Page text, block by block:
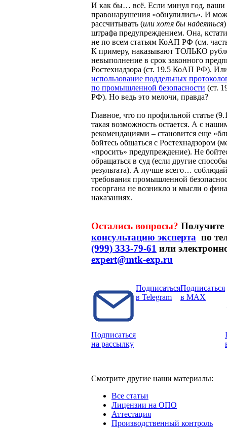
И как бы… всё. Если минул год, ваши
правонарушения «обнулились». И
рассчитывать (или хотя бы надеяться
штрафа предупреждением. Она,
не по всем статьям КоАП РФ (см.
К примеру, наказывают ТОЛЬКО
невыполнение в срок законного
Ростехнадзора (ст. 19.5 КоАП РФ).
использование поддельных
по промышленной безопасности (ст.
РФ). Но ведь это мелочи, правда?
Главное, что по профильной статье
такая возможность остается. А с
рекомендациями – становится еще
бойтесь общаться с Ростехнадзором
«просить» предупреждение). Не
обращаться в суд (если другие
результата). А лучше всего…
требования промышленной
госоргана не возникло и мысли о
наказаниях.
Остались вопросы? Получите
консультацию эксперта по
(999) 333-79-61 или
expert@mtk-exp.ru
Подписаться
на рассылку
Подписаться
в Telegram
Подписаться
в MAX
Смотрите другие наши материалы:
Все статьи
Лицензии на ОПО
Аттестация
Производственный контроль